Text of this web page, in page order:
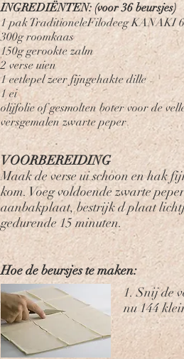
INGREDIËNTEN: (voor 36 beursjes)
1 pak TraditioneleFilodeeg KANAKI
300g roomkaas
150g gerookte zalm
2 verse uien
1 eetlepel zeer fijngehakte dille
1 ei
olijfolie of gesmolten boter voor de
versgemalen zwarte peper
VOORBEREIDING
Maak de verse ui schoon en hak
kom. Voeg voldoende zwarte
aanbakplaat, bestrijk d plaat
gedurende 15 minuten.
Hoe de beursjes te maken:
1. Snij de
nu 144